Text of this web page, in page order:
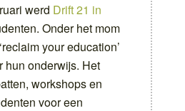
werd Drift 21 in
Onder het mom
your education’
hun onderwijs. Het
workshops en
voor een